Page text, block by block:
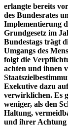
erlangte bereits
des Bundesrates
Implementierung
Grundgesetz im
Bundestags trägt
Umgangs des
folgt die
achten und ihnen
Exekutive dazu
verwirklichen. Es
weniger, als den
Haltung,
und ihrer Achtung